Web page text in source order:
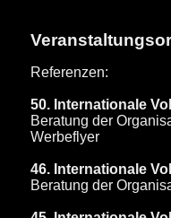
Referenzen:
50. Internationale
Beratung der
Werbeflyer
46. Internationale
Beratung der